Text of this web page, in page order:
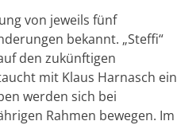
von jeweils fünf
bekannt. „Steffi“
den zukünftigen
mit Klaus Harnasch ein
werden sich bei
Rahmen bewegen. Im